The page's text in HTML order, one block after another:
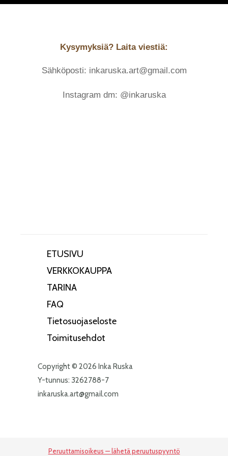
Kysymyksiä? Laita viestiä:
Sähköposti: inkaruska.art@gmail.com
Instagram dm: @inkaruska
ETUSIVU
VERKKOKAUPPA
TARINA
FAQ
Tietosuojaseloste
Toimitusehdot
Copyright © 2026 Inka Ruska
Y-tunnus: 3262788-7
inkaruska.art@gmail.com
Peruuttamisoikeus — lähetä peruutuspyyntö